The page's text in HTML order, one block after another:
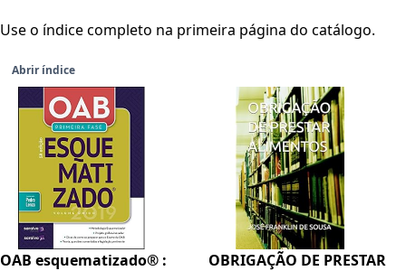
Use o índice completo na primeira página do catálogo.
Abrir índice
OAB esquematizado® :
OBRIGAÇÃO DE PRESTAR